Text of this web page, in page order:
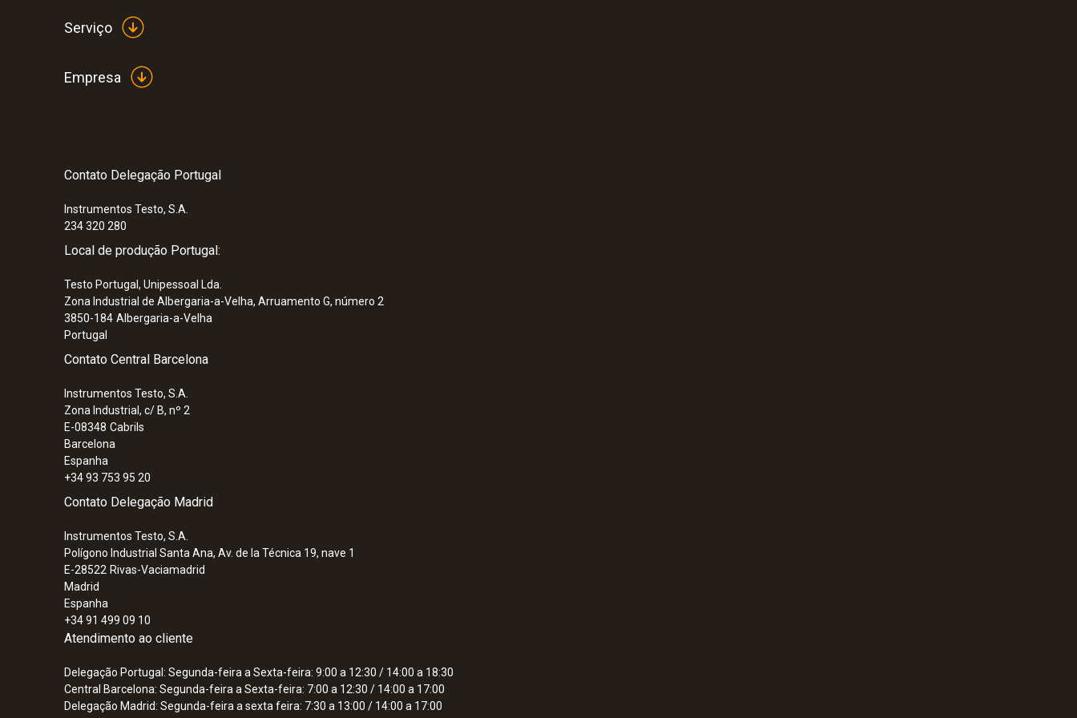
Serviço
Empresa
Contato Delegação Portugal
Instrumentos Testo, S.A.
234 320 280
Local de produção Portugal:
Testo Portugal, Unipessoal Lda.
Zona Industrial de Albergaria-a-Velha, Arruamento G, número 2
3850-184 Albergaria-a-Velha
Portugal
Contato Central Barcelona
Instrumentos Testo, S.A.
Zona Industrial, c/ B, nº 2
E-08348 Cabrils
Barcelona
Espanha
+34 93 753 95 20
Contato Delegação Madrid
Instrumentos Testo, S.A.
Polígono Industrial Santa Ana, Av. de la Técnica 19, nave 1
E-28522 Rivas-Vaciamadrid
Madrid
Espanha
+34 91 499 09 10
Atendimento ao cliente
Delegação Portugal: Segunda-feira a Sexta-feira: 9:00 a 12:30 / 14:00 a 18:30
Central Barcelona: Segunda-feira a Sexta-feira: 7:00 a 12:30 / 14:00 a 17:00
Delegação Madrid: Segunda-feira a sexta feira: 7:30 a 13:00 / 14:00 a 17:00